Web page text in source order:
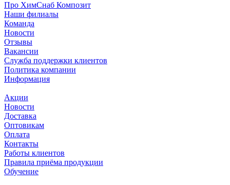
Про ХимСнаб Композит
Наши филиалы
Команда
Новости
Отзывы
Вакансии
Служба поддержки клиентов
Политика компании
Информация
Акции
Новости
Доставка
Оптовикам
Оплата
Контакты
Работы клиентов
Правила приёма продукции
Обучение